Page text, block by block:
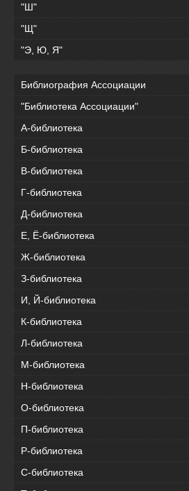
"Ш"
"Щ"
"Э, Ю, Я"
Библиография Ассоциации
"Библиотека Ассоциации"
А-библиотека
Б-библиотека
В-библиотека
Г-библиотека
Д-библиотека
Е, Ё-библиотека
Ж-библиотека
З-библиотека
И, Й-библиотека
К-библиотека
Л-библиотека
М-библиотека
Н-библиотека
О-библиотека
П-библиотека
Р-библиотека
С-библиотека